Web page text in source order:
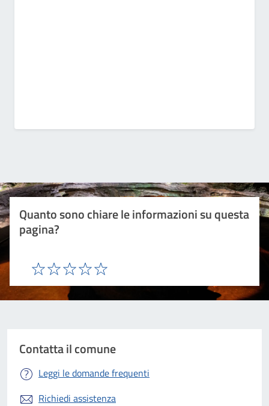
Quanto sono chiare le informazioni su questa
pagina?
Valuta 5 stelle su 5
Valuta 4 stelle su 5
Valuta 3 stelle su 5
Valuta 2 stelle su 5
Valuta 1 stelle su 5
Contatta il comune
Leggi le domande frequenti
Richiedi assistenza